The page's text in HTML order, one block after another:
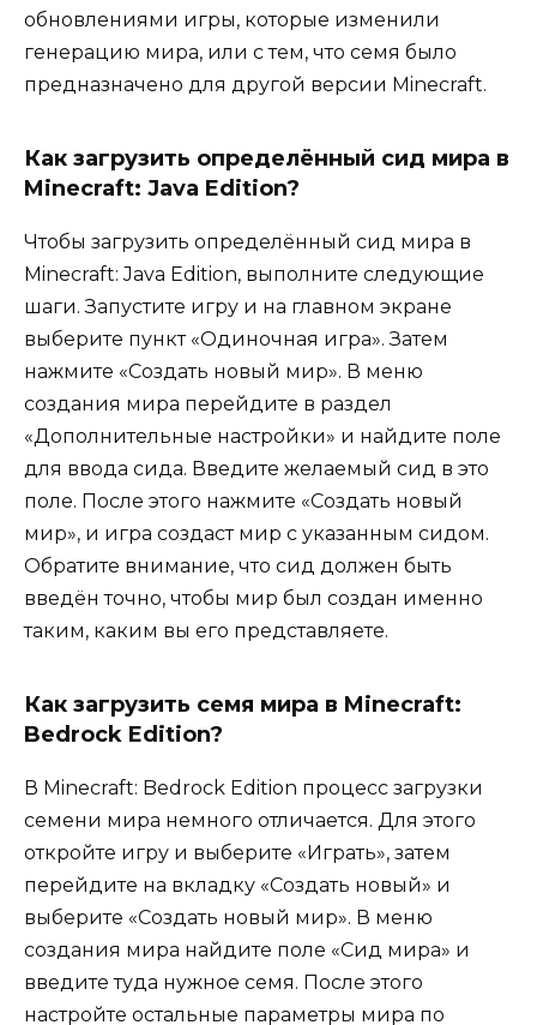
обновлениями игры, которые изменили
генерацию мира, или с тем, что семя было
предназначено для другой версии Minecraft.
Как загрузить определённый сид мира в
Minecraft: Java Edition?
Чтобы загрузить определённый сид мира в
Minecraft: Java Edition, выполните следующие
шаги. Запустите игру и на главном экране
выберите пункт «Одиночная игра». Затем
нажмите «Создать новый мир». В меню
создания мира перейдите в раздел
«Дополнительные настройки» и найдите поле
для ввода сида. Введите желаемый сид в это
поле. После этого нажмите «Создать новый
мир», и игра создаст мир с указанным сидом.
Обратите внимание, что сид должен быть
введён точно, чтобы мир был создан именно
таким, каким вы его представляете.
Как загрузить семя мира в Minecraft:
Bedrock Edition?
В Minecraft: Bedrock Edition процесс загрузки
семени мира немного отличается. Для этого
откройте игру и выберите «Играть», затем
перейдите на вкладку «Создать новый» и
выберите «Создать новый мир». В меню
создания мира найдите поле «Сид мира» и
введите туда нужное семя. После этого
настройте остальные параметры мира по